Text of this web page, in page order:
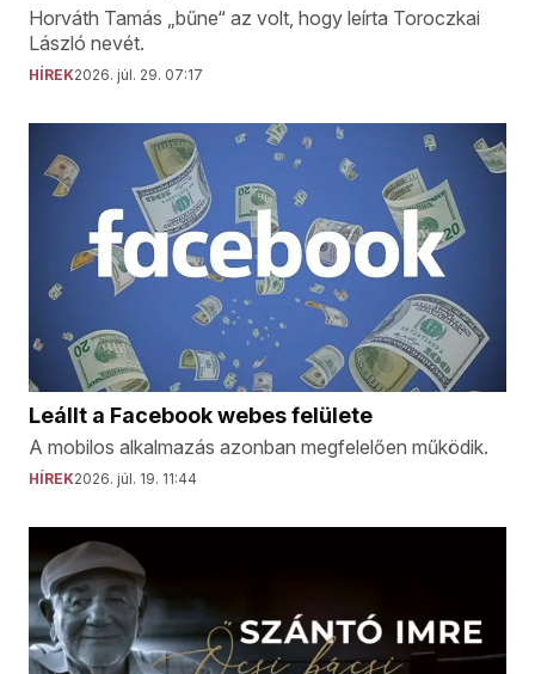
Horváth Tamás „bűne“ az volt, hogy leírta Toroczkai
László nevét.
HÍREK2026. júl. 29. 07:17
Leállt a Facebook webes felülete
A mobilos alkalmazás azonban megfelelően működik.
HÍREK2026. júl. 19. 11:44